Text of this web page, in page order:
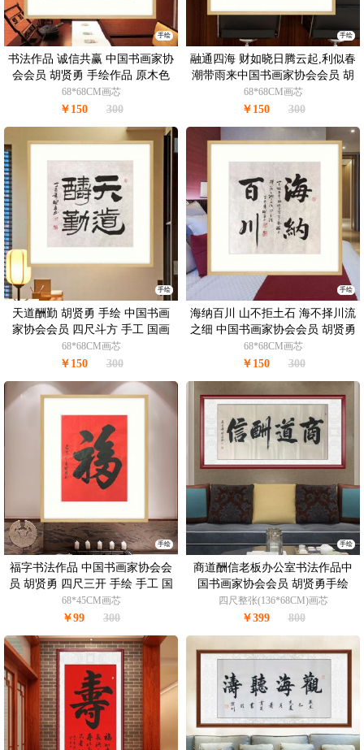
手绘
书法作品 诚信共赢 中国书画家协
会会员 胡贤勇 手绘作品 原木色
实木框
68*68CM画芯
￥150 300
手绘
融通四海 财如晓日腾云起,利似春
潮带雨来中国书画家协会会员 胡
贤勇 手绘书法作品
68*68CM画芯
￥150 300
手绘
天道酬勤 胡贤勇 手绘 中国书画
家协会会员 四尺斗方 手工 国画
水墨画 书法作品
68*68CM画芯
￥150 300
手绘
海纳百川 山不拒土石 海不择川流
之细 中国书画家协会会员 胡贤勇
手绘四尺斗方 书法作品 典雅红褐
实木框
68*68CM画芯
￥150 300
手绘
福字书法作品 中国书画家协会会
员 胡贤勇 四尺三开 手绘 手工 国
画 书法作品 典雅红褐实木框
68*45CM画芯
￥99 300
手绘
商道酬信老板办公室书法作品中
国书画家协会会员 胡贤勇手绘
四尺整张(136*68CM)画芯
￥399 800